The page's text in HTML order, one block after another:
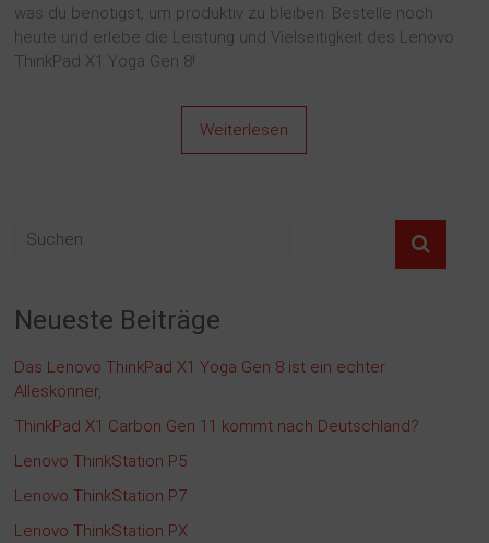
was du benötigst, um produktiv zu bleiben. Bestelle noch
heute und erlebe die Leistung und Vielseitigkeit des Lenovo
ThinkPad X1 Yoga Gen 8!
Weiterlesen
Neueste Beiträge
Das Lenovo ThinkPad X1 Yoga Gen 8 ist ein echter
Alleskönner,
ThinkPad X1 Carbon Gen 11 kommt nach Deutschland?
Lenovo ThinkStation P5
Lenovo ThinkStation P7
Lenovo ThinkStation PX